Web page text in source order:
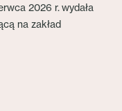
2026 r. wydała
na zakład